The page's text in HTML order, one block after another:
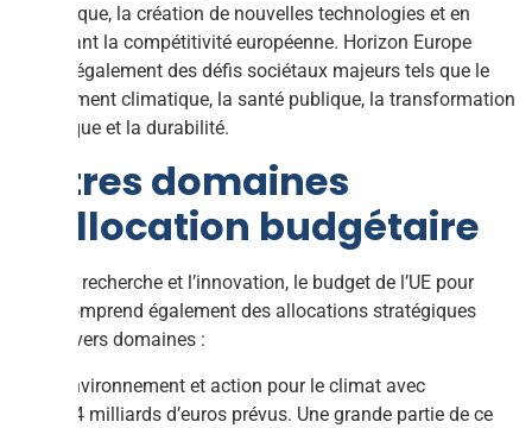
scientifique, la création de nouvelles technologies et en
renforçant la compétitivité européenne. Horizon Europe
aborde également des défis sociétaux majeurs tels que le
changement climatique, la santé publique, la transformation
numérique et la durabilité.
Autres domaines
d’allocation budgétaire
Outre la recherche et l’innovation, le budget de l’UE pour
2024 comprend également des allocations stratégiques
dans divers domaines :
Environnement et action pour le climat avec
2,4 milliards d’euros prévus. Une grande partie de ce